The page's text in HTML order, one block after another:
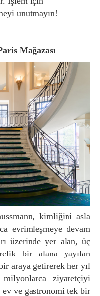
unutmayın!
Mağazası
evrimleşmeye devam
üzerinde yer alan, üç
bir alana yayılan
araya getirerek her yıl
ziyaretçiyi
ve gastronomi tek bir